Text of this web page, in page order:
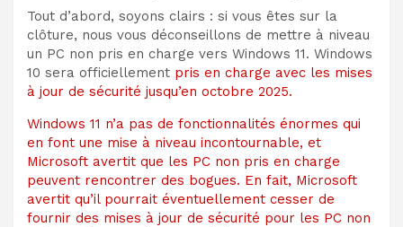
Tout d’abord, soyons clairs : si vous êtes sur la
clôture, nous vous déconseillons de mettre à niveau
un PC non pris en charge vers Windows 11. Windows
10 sera officiellement pris en charge avec les mises
à jour de sécurité jusqu’en octobre 2025.
Windows 11 n’a pas de fonctionnalités énormes qui
en font une mise à niveau incontournable, et
Microsoft avertit que les PC non pris en charge
peuvent rencontrer des bogues. En fait, Microsoft
avertit qu’il pourrait éventuellement cesser de
fournir des mises à jour de sécurité pour les PC non